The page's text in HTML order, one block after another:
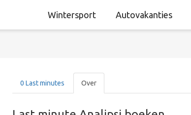
Wintersport Autovakanties
0 Last minutes Over